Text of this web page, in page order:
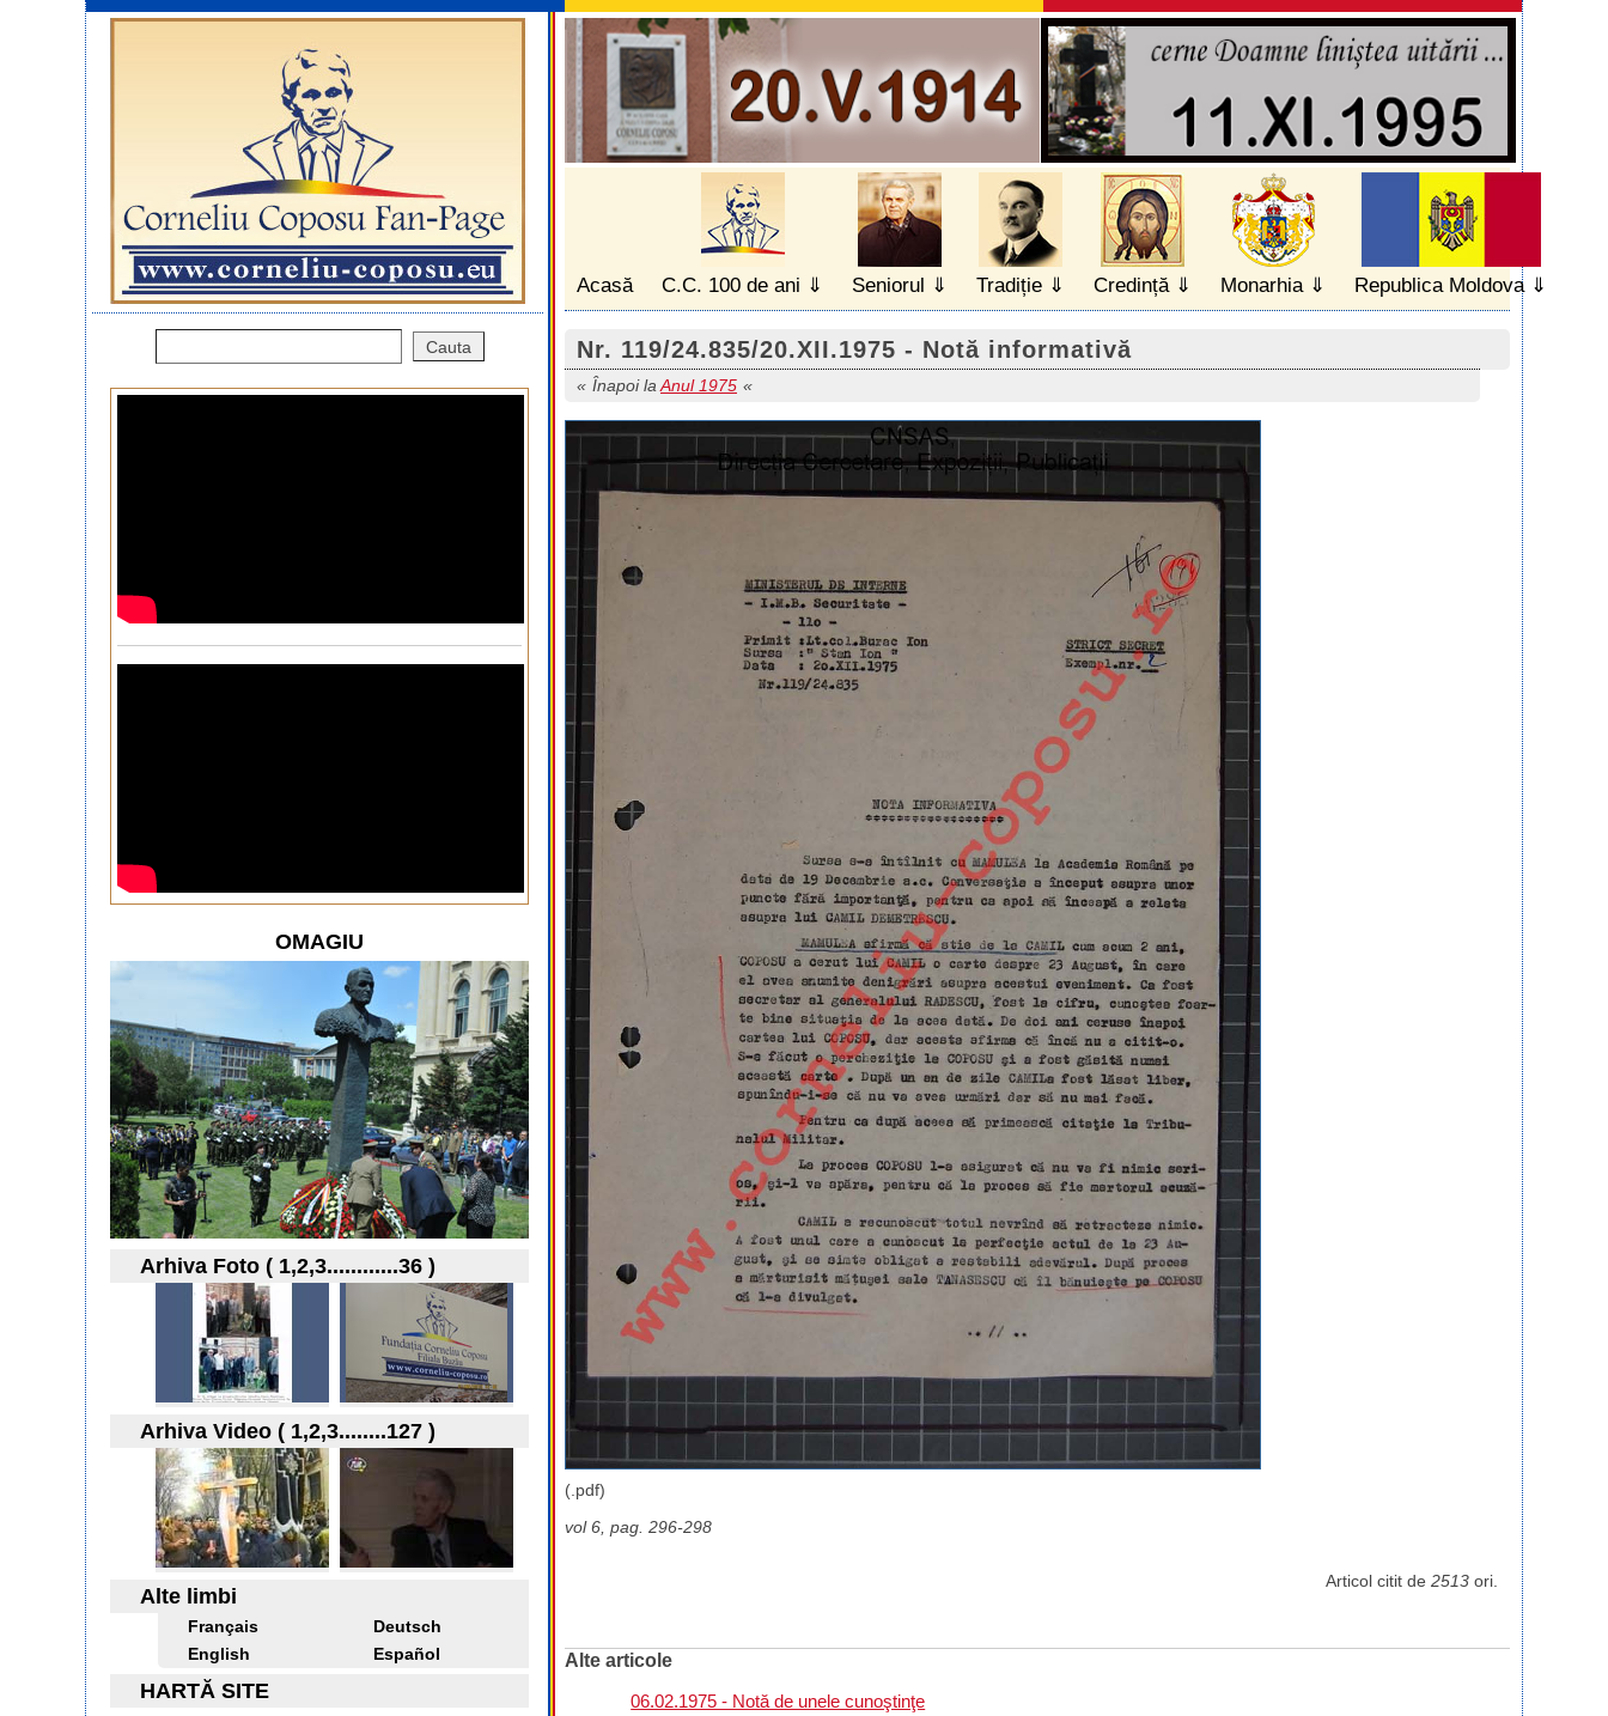
Acasă C.C. 100 de ani Seniorul Tradiție Credință Monarhia Republica Moldova
Nr. 119/24.835/20.XII.1975 - Notă informativă
Înapoi la Anul 1975
(.pdf)
vol 6, pag. 296-298
Articol citit de 2513 ori.
Alte articole
06.02.1975 - Notă de unele cunoştinţe
OMAGIU
Arhiva Foto ( 1,2,3............36 )
Arhiva Video ( 1,2,3........127 )
Alte limbi
Français
Deutsch
English
Español
HARTĂ SITE